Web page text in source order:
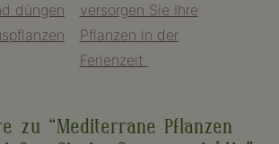
düngen
versorgen Sie Ihre
Pflanzen in der
Ferienzeit
zu “Mediterrane Pflanzen